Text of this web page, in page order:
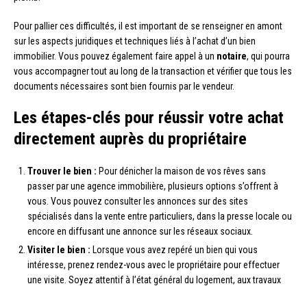
Pour pallier ces difficultés, il est important de se renseigner en amont
sur les aspects juridiques et techniques liés à l’achat d’un bien
immobilier. Vous pouvez également faire appel à un notaire, qui pourra
vous accompagner tout au long de la transaction et vérifier que tous les
documents nécessaires sont bien fournis par le vendeur.
Les étapes-clés pour réussir votre achat
directement auprès du propriétaire
Trouver le bien : Pour dénicher la maison de vos rêves sans
passer par une agence immobilière, plusieurs options s’offrent à
vous. Vous pouvez consulter les annonces sur des sites
spécialisés dans la vente entre particuliers, dans la presse locale ou
encore en diffusant une annonce sur les réseaux sociaux.
Visiter le bien : Lorsque vous avez repéré un bien qui vous
intéresse, prenez rendez-vous avec le propriétaire pour effectuer
une visite. Soyez attentif à l’état général du logement, aux travaux